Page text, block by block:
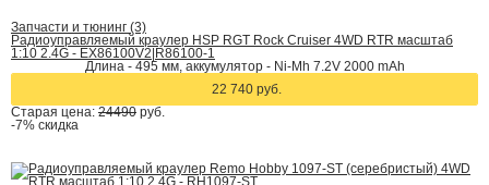
Запчасти и тюнинг (3)
Радиоуправляемый краулер HSP RGT Rock Cruiser 4WD RTR масштаб
1:10 2.4G - EX86100V2|R86100-1
Длина - 495 мм, аккумулятор - Ni-Mh 7.2V 2000 mAh
22 740 руб.
Старая цена: 24490 руб.
-7% скидка